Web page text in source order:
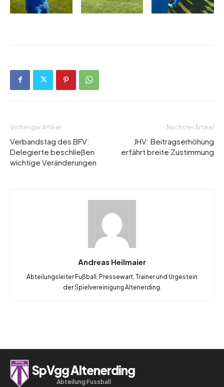
Vorheriger Artikel
Verbandstag des BFV:
Delegierte beschließen
wichtige Veränderungen
Nächster Artikel
JHV: Beitragserhöhung
erfährt breite Zustimmung
Andreas Heilmaier
Abteilungsleiter Fußball, Pressewart, Trainer und Urgestein
der Spielvereinigung Altenerding.
SpVgg Altenerding
Abteilung Fussball